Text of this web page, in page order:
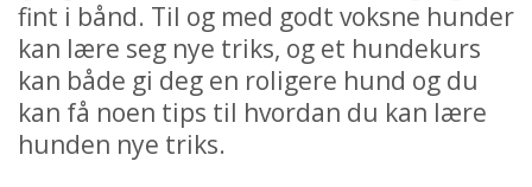
fint i bånd. Til og med godt voksne hunder
kan lære seg nye triks, og et hundekurs
kan både gi deg en roligere hund og du
kan få noen tips til hvordan du kan lære
hunden nye triks.